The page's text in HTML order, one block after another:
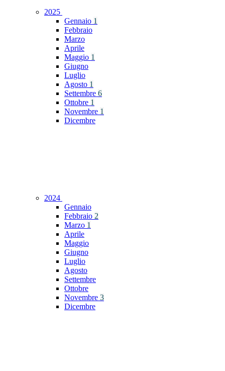
2025
Gennaio 1
Febbraio
Marzo
Aprile
Maggio 1
Giugno
Luglio
Agosto 1
Settembre 6
Ottobre 1
Novembre 1
Dicembre
2024
Gennaio
Febbraio 2
Marzo 1
Aprile
Maggio
Giugno
Luglio
Agosto
Settembre
Ottobre
Novembre 3
Dicembre